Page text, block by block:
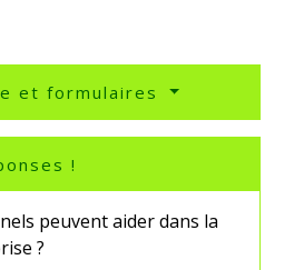
et formulaires
!
peuvent aider dans la
?